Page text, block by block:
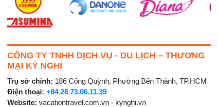
CÔNG TY TNHH DỊCH VỤ - DU LỊCH – THƯƠNG
MẠI KỲ NGHỈ
Trụ sở chính: 186 Cống Quỳnh, Phường Bến Thành, TP.HCM
Điện thoại: +84.28.73.06.11.39
Website: vacationtravel.com.vn - kynghi.vn